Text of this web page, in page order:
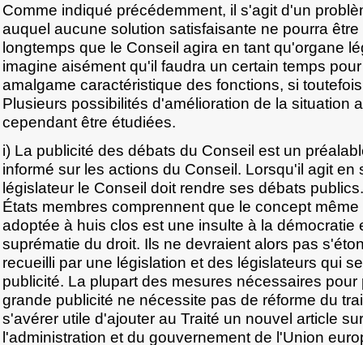
Comme indiqué précédemment, il s'agit d'un
auquel aucune solution satisfaisante ne pourra
longtemps que le Conseil agira en tant qu'organe
imagine aisément qu'il faudra un certain temps
amalgame caractéristique des fonctions, si
Plusieurs possibilités d'amélioration de la situation
cependant être étudiées.
i) La publicité des débats du Conseil est un
informé sur les actions du Conseil. Lorsqu'il agit en
législateur le Conseil doit rendre ses débats
États membres comprennent que le concept
adoptée à huis clos est une insulte à la démocratie
suprématie du droit. Ils ne devraient alors pas
recueilli par une législation et des législateurs qui
publicité. La plupart des mesures nécessaires pour
grande publicité ne nécessite pas de réforme du
s'avérer utile d'ajouter au Traité un nouvel article
l'administration et du gouvernement de l'Union